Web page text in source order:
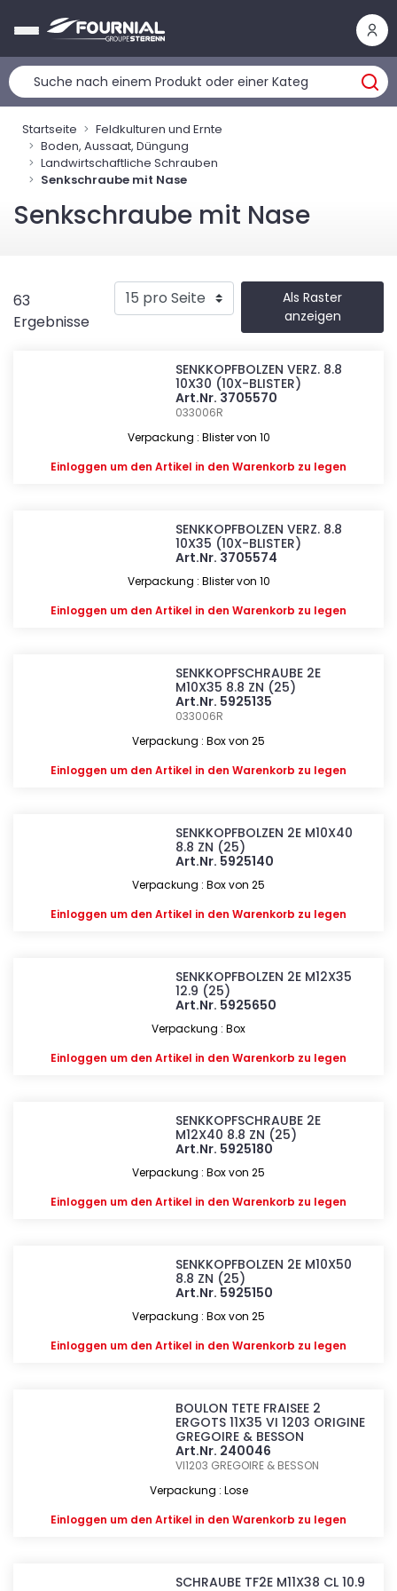
Startseite
Feldkulturen und Ernte
Boden, Aussaat, Düngung
Landwirtschaftliche Schrauben
Senkschraube mit Nase
Senkschraube mit Nase
63
Ergebnisse
Als Raster
anzeigen
SENKKOPFBOLZEN VERZ. 8.8
10X30 (10X-BLISTER)
Art.Nr. 3705570
033006R
Verpackung : Blister von 10
Einloggen um den Artikel in den Warenkorb zu legen
SENKKOPFBOLZEN VERZ. 8.8
10X35 (10X-BLISTER)
Art.Nr. 3705574
Verpackung : Blister von 10
Einloggen um den Artikel in den Warenkorb zu legen
SENKKOPFSCHRAUBE 2E
M10X35 8.8 ZN (25)
Art.Nr. 5925135
033006R
Verpackung : Box von 25
Einloggen um den Artikel in den Warenkorb zu legen
SENKKOPFBOLZEN 2E M10X40
8.8 ZN (25)
Art.Nr. 5925140
Verpackung : Box von 25
Einloggen um den Artikel in den Warenkorb zu legen
SENKKOPFBOLZEN 2E M12X35
12.9 (25)
Art.Nr. 5925650
Verpackung : Box
Einloggen um den Artikel in den Warenkorb zu legen
SENKKOPFSCHRAUBE 2E
M12X40 8.8 ZN (25)
Art.Nr. 5925180
Verpackung : Box von 25
Einloggen um den Artikel in den Warenkorb zu legen
SENKKOPFBOLZEN 2E M10X50
8.8 ZN (25)
Art.Nr. 5925150
Verpackung : Box von 25
Einloggen um den Artikel in den Warenkorb zu legen
BOULON TETE FRAISEE 2
ERGOTS 11X35 VI 1203 ORIGINE
GREGOIRE & BESSON
Art.Nr. 240046
VI1203 GREGOIRE & BESSON
Verpackung : Lose
Einloggen um den Artikel in den Warenkorb zu legen
SCHRAUBE TF2E M11X38 CL 10.9